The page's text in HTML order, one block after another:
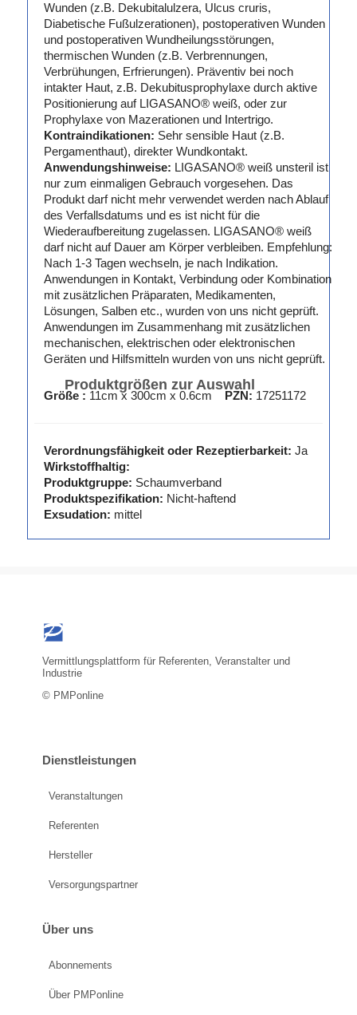
Wunden (z.B. Dekubitalulzera, Ulcus cruris,
Diabetische Fußulzerationen), postoperativen Wunden
und postoperativen Wundheilungsstörungen,
thermischen Wunden (z.B. Verbrennungen,
Verbrühungen, Erfrierungen). Präventiv bei noch
intakter Haut, z.B. Dekubitusprophylaxe durch aktive
Positionierung auf LIGASANO® weiß, oder zur
Prophylaxe von Mazerationen und Intertrigo.
Kontraindikationen: Sehr sensible Haut (z.B.
Pergamenthaut), direkter Wundkontakt.
Anwendungshinweise: LIGASANO® weiß unsteril ist
nur zum einmaligen Gebrauch vorgesehen. Das
Produkt darf nicht mehr verwendet werden nach Ablauf
des Verfallsdatums und es ist nicht für die
Wiederaufbereitung zugelassen. LIGASANO® weiß
darf nicht auf Dauer am Körper verbleiben. Empfehlung:
Nach 1-3 Tagen wechseln, je nach Indikation.
Anwendungen in Kontakt, Verbindung oder Kombination
mit zusätzlichen Präparaten, Medikamenten,
Lösungen, Salben etc., wurden von uns nicht geprüft.
Anwendungen im Zusammenhang mit zusätzlichen
mechanischen, elektrischen oder elektronischen
Geräten und Hilfsmitteln wurden von uns nicht geprüft.
Produktgrößen zur Auswahl
Größe : 11cm x 300cm x 0.6cm PZN: 17251172
Verordnungsfähigkeit oder Rezeptierbarkeit: Ja
Wirkstoffhaltig:
Produktgruppe: Schaumverband
Produktspezifikation: Nicht-haftend
Exsudation: mittel
Vermittlungsplattform für Referenten, Veranstalter und
Industrie
© PMPonline
Dienstleistungen
Veranstaltungen
Referenten
Hersteller
Versorgungspartner
Über uns
Abonnements
Über PMPonline